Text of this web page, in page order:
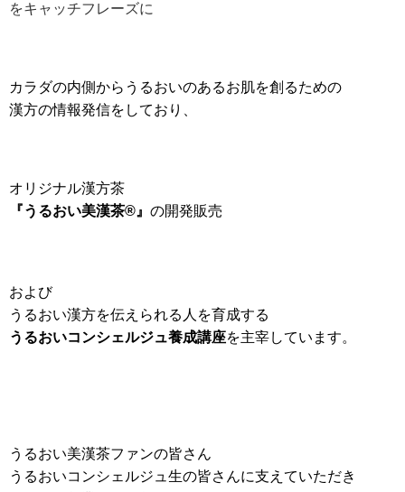
をキャッチフレーズに
カラダの内側からうるおいのあるお肌を創るための
漢方の情報発信をしており、
オリジナル漢方茶
『うるおい美漢茶®』 の開発販売
および
うるおい漢方を伝えられる人を育成する
うるおいコンシェルジュ養成講座を主宰しています。
うるおい美漢茶ファンの皆さん
うるおいコンシェルジュ生の皆さんに支えていただき